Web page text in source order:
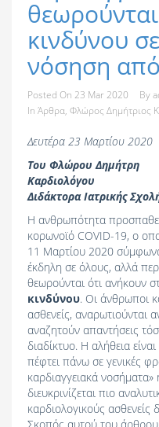
κινδύνου
νόσηση
Posted On 23 Mar 2020 By
In Άρθρα, Φλώρος Δημήτριος
Δευτέρα 23 Μαρτίου 2020
Του Φλώρου Δημήτρη
Καρδιολόγου
Διδάκτορα Ιατρικής
Η ανθρωπότητα
κορωνοϊό COVID-19, ο
11 Μαρτίου 2020
έκδηλη σε όλους, αλλά
θεωρούνται ότι ανήκουν
κινδύνου. Οι άνθρωποι
ασθενείς, αναρωτιούνται
αναζητούν απαντήσεις
διαδίκτυο. Η αλήθεια
πέφτει πάνω σε γενικές
καρδιαγγειακά
διευκρινίζεται πιο
καρδιολογικούς ασθενείς
Σκοπός αυτού του άρθρου